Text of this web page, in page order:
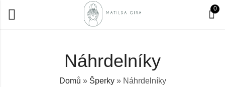
0
Náhrdelníky
Domů » Šperky» Náhrdelníky